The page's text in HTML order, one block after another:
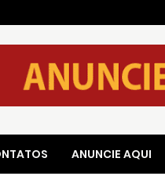
ANUNCIE AQUI